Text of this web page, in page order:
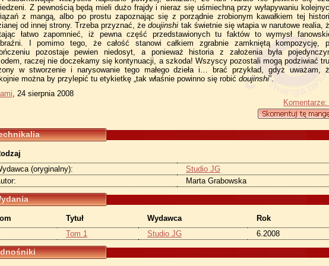
Z pewnością będą mieli dużo frajdy i nieraz się uśmiechną przy wyłapywaniu
z mangą, albo po prostu zapoznając się z porządnie zrobionym kawałkiem tej
od innej strony. Trzeba przyznać, żedoujinshi tak świetnie się wtapia w narutowe realia,
łatwo zapomnieć, iż pewna część przedstawionych tu faktów to wymysł
I pomimo tego, że całość stanowi całkiem zgrabnie zamkniętą kompozycję,
pozostaje pewien niedosyt, a ponieważ historia z założenia była
raczej nie doczekamy się kontynuacji, a szkoda! Wszyscy pozostali mogą podziwiać
w stworzenie i narysowanie tego małego dzieła i… brać przykład, gdyż uważam,
można by przylepić tu etykietkę „tak właśnie powinno się robić doujinshi”.
, 24 sierpnia 2008
Komentarze:
(oryginalny):
Studio JG
Marta Grabowska
Tytuł Wydawca
Rok
Tom 1 Studio JG 6.2008